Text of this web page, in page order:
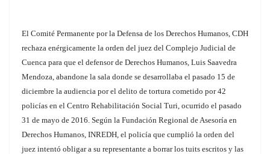
El Comité Permanente por la Defensa de los Derechos Humanos, CDH
rechaza enérgicamente la orden del juez del Complejo Judicial de
Cuenca para que el defensor de Derechos Humanos, Luis Saavedra
Mendoza, abandone la sala donde se desarrollaba el pasado 15 de
diciembre la audiencia por el delito de tortura cometido por 42
policías en el Centro Rehabilitación Social Turi, ocurrido el pasado
31 de mayo de 2016. Según la Fundación Regional de Asesoría en
Derechos Humanos, INREDH, el policía que cumplió la orden del
juez intentó obligar a su representante a borrar los tuits escritos y las